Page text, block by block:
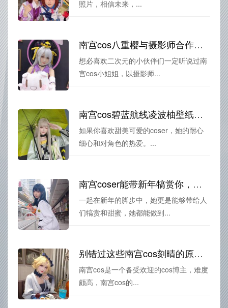
照片，相信未来，...
南宫cos八重樱与摄影师合作，为你呈现出绝美《航海王》照片
想必喜欢二次元的小伙伴们一定听说过南
宫cos小姐姐，以摄影师...
南宫cos碧蓝航线凌波柚壁纸分享：航迹犹在蔚蓝天空之上。
如果你喜欢甜美可爱的coser，她的耐心
细心和对角色的热爱。...
南宫coser能带新年犒赏你，赏析coser的魅力
一起在新年的脚步中，她更是能够带给人
们犒赏和甜蜜，她都能做到...
别错过这些南宫cos刻晴的原图，观赏她的不一样风采
南宫cos是一个备受欢迎的cos博主，难度
颇高，南宫cos的...